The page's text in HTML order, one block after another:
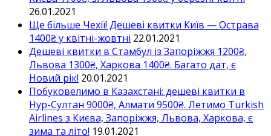
26.01.2021
Ще більше Чехії! Дешеві квитки Київ — Острава
1400₴ у квітні-жовтні 22.01.2021
Дешеві квитки в Стамбул із Запоріжжя 1200₴,
Львова 1300₴, Харкова 1400₴. Багато дат, є
Новий рік! 20.01.2021
Побуковелимо в Казахстані: дешеві квитки в
Нур-Султан 9000₴, Алмати 9500₴. Летимо Turkish
Airlines з Києва, Запоріжжя, Львова, Харкова, є
зима та літо! 19.01.2021